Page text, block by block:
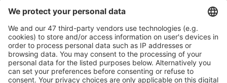
Prețuri atractive și oferte speciale pentru utilizatorii
conectați.
Cazarea preferată
Alege din peste 1,3 mil. de opţiuni: hoteluri, cabane,
apartamente și altele.